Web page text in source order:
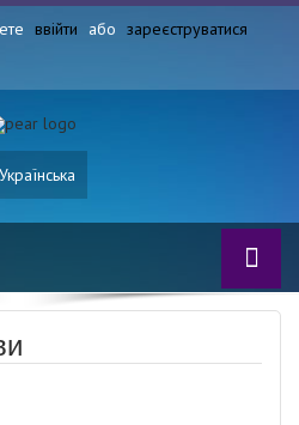
ввійти або зареєструватися
Українська